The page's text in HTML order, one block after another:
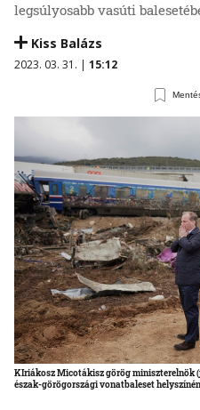
legsúlyosabb vasúti
Kiss Balázs
2023. 03. 31. | 15:12
KIriákosz Micotákisz görög miniszterelnök
észak-görögországi vonatbaleset